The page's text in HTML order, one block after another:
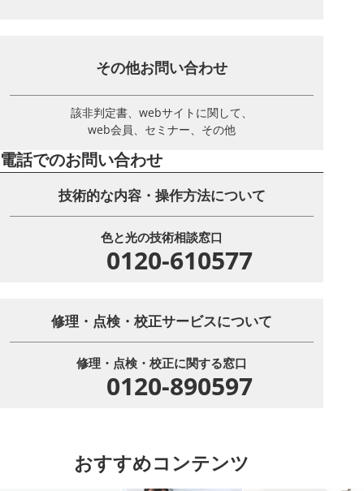
その他お問い合わせ
該非判定書、webサイトに関して、
web会員、セミナー、その他
電話でのお問い合わせ
技術的な内容・操作方法について
色と光の技術相談窓口
0120-610577
修理・点検・校正サービスについて
修理・点検・校正に関する窓口
0120-890597
おすすめコンテンツ